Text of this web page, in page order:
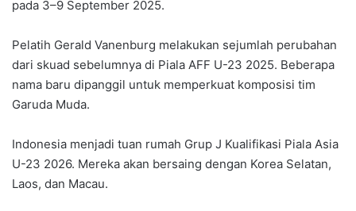
pada 3–9 September 2025.
Pelatih Gerald Vanenburg melakukan sejumlah perubahan
dari skuad sebelumnya di Piala AFF U-23 2025. Beberapa
nama baru dipanggil untuk memperkuat komposisi tim
Garuda Muda.
Indonesia menjadi tuan rumah Grup J Kualifikasi Piala Asia
U-23 2026. Mereka akan bersaing dengan Korea Selatan,
Laos, dan Macau.